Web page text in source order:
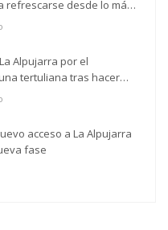
refrescarse desde lo más
Alpujarra por el
tertuliana tras hacer
con la comarca
acceso a La Alpujarra
fase